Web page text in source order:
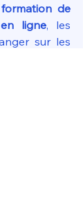
de
ligne, les
sur les